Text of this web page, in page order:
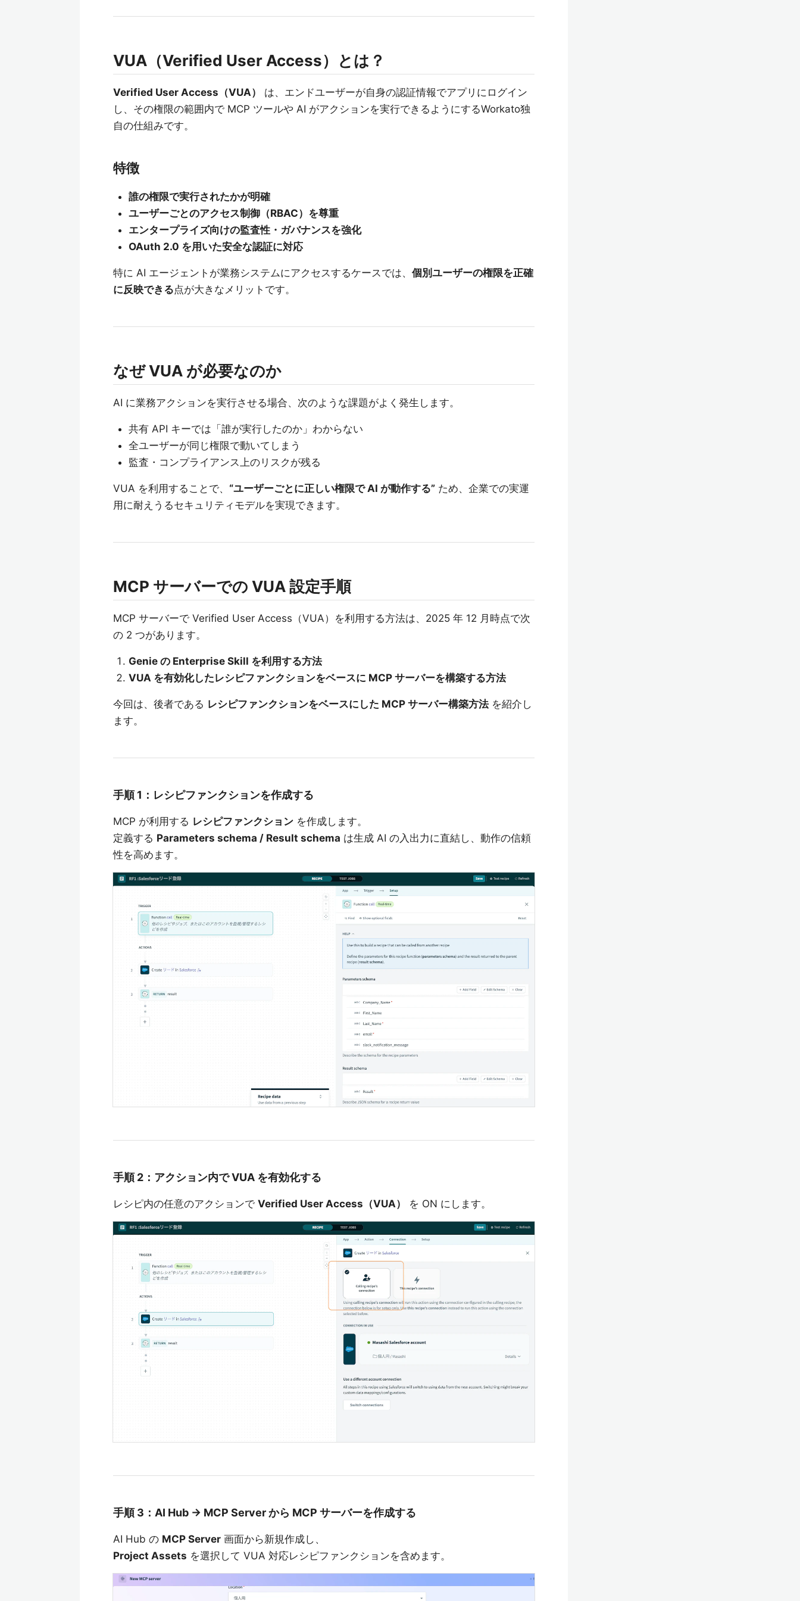
VUA（Verified User Access）とは？
Verified User Access（VUA）
は、エンドユーザーが自身の認証情報でアプリにログイン
し、その権限の範囲内で MCP ツールや AI がアクションを実行できるようにするWorkato独
自の仕組みです。
特徴
誰の権限で実行されたかが明確
ユーザーごとのアクセス制御（RBAC）を尊重
エンタープライズ向けの監査性・ガバナンスを強化
OAuth 2.0 を用いた安全な認証に対応
特に AI エージェントが業務システムにアクセスするケースでは、 個別ユーザーの権限を正確
に反映できる点が大きなメリットです。
なぜ VUA が必要なのか
AI に業務アクションを実行させる場合、次のような課題がよく発生します。
共有 API キーでは「誰が実行したのか」わからない
全ユーザーが同じ権限で動いてしまう
監査・コンプライアンス上のリスクが残る
VUA を利用することで、 “ユーザーごとに正しい権限で AI が動作する” ため、企業での実運
用に耐えうるセキュリティモデルを実現できます。
MCP サーバーでの VUA 設定手順
MCP サーバーで Verified User Access（VUA）を利用する方法は、2025 年 12 月時点で次
の 2 つがあります。
Genie の Enterprise Skill を利用する方法
VUA を有効化したレシピファンクションをベースに MCP サーバーを構築する方法
今回は、後者である レシピファンクションをベースにした MCP サーバー構築方法を紹介し
ます。
手順 1：レシピファンクションを作成する
MCP が利用する レシピファンクション を作成します。
定義する Parameters schema / Result schema は生成 AI の入出力に直結し、動作の信頼
性を高めます。
手順 2：アクション内で VUA を有効化する
レシピ内の任意のアクションで Verified User Access（VUA） を ON にします。
手順 3：AI Hub → MCP Server から MCP サーバーを作成する
AI Hub の MCP Server 画面から新規作成し、
Project Assets を選択して VUA 対応レシピファンクションを含めます。